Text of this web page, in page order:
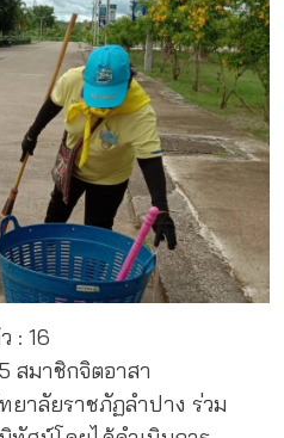
: 16
สมาชิกจิตอาสา
ยาลัยราชภัฏลำปาง ร่วม